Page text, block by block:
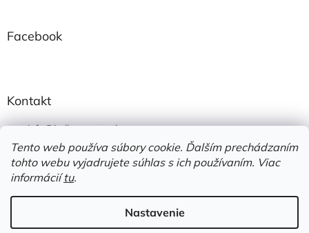
Tento web používa súbory cookie. Ďalším prechádzaním
tohto webu vyjadrujete súhlas s ich používaním. Viac
informáciítu.
Nastavenie
Facebook
Kontakt
info@jedlonacesty.sk
+421 908 774 221
https://www.facebook.com/jedlonacesty.sk/
Vytvoril Shoptet